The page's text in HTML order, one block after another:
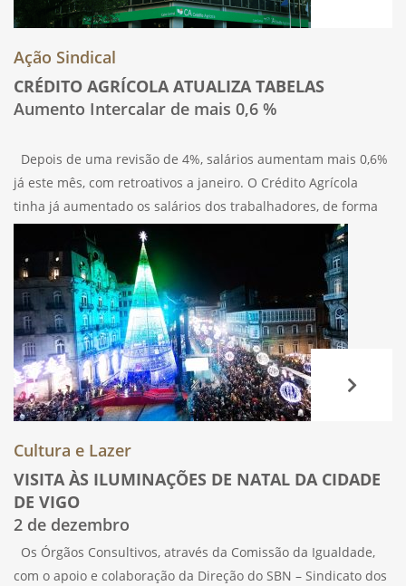
Ação Sindical
CRÉDITO AGRÍCOLA ATUALIZA TABELAS
Aumento Intercalar de mais 0,6 %
Depois de uma revisão de 4%, salários aumentam mais 0,6%
já este mês, com retroativos a janeiro. O Crédito Agrícola
tinha já aumentado os salários dos trabalhadores, de forma
unilateral, em 4% e o subsídio de almoço para 11
Cultura e Lazer
VISITA ÀS ILUMINAÇÕES DE NATAL DA CIDADE
DE VIGO
2 de dezembro
Os Órgãos Consultivos, através da Comissão da Igualdade,
com o apoio e colaboração da Direção do SBN – Sindicato dos